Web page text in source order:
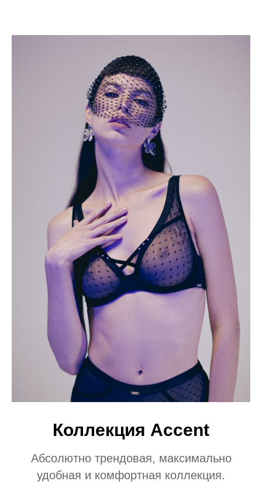
Коллекция Accent
Абсолютно трендовая, максимально
удобная и комфортная коллекция.